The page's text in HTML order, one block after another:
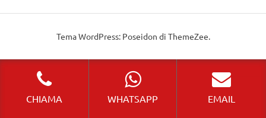
Tema WordPress: Poseidon di ThemeZee.
CHIAMA WHATSAPP EMAIL